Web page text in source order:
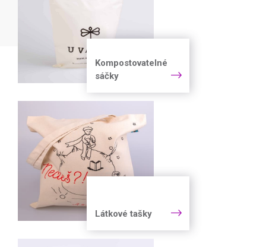
Kompostovatelné
sáčky
Látkové tašky